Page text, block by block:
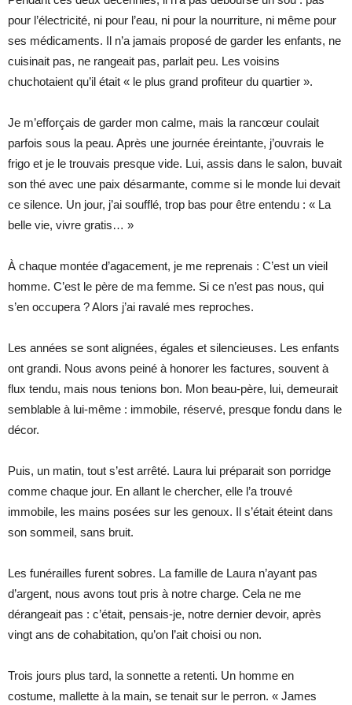
pour l’électricité, ni pour l’eau, ni pour la nourriture, ni même pour
ses médicaments. Il n’a jamais proposé de garder les enfants, ne
cuisinait pas, ne rangeait pas, parlait peu. Les voisins
chuchotaient qu’il était « le plus grand profiteur du quartier ».
Je m’efforçais de garder mon calme, mais la rancœur coulait
parfois sous la peau. Après une journée éreintante, j’ouvrais le
frigo et je le trouvais presque vide. Lui, assis dans le salon, buvait
son thé avec une paix désarmante, comme si le monde lui devait
ce silence. Un jour, j’ai soufflé, trop bas pour être entendu : « La
belle vie, vivre gratis… »
À chaque montée d’agacement, je me reprenais : C’est un vieil
homme. C’est le père de ma femme. Si ce n’est pas nous, qui
s’en occupera ? Alors j’ai ravalé mes reproches.
Les années se sont alignées, égales et silencieuses. Les enfants
ont grandi. Nous avons peiné à honorer les factures, souvent à
flux tendu, mais nous tenions bon. Mon beau-père, lui, demeurait
semblable à lui-même : immobile, réservé, presque fondu dans le
décor.
Puis, un matin, tout s’est arrêté. Laura lui préparait son porridge
comme chaque jour. En allant le chercher, elle l’a trouvé
immobile, les mains posées sur les genoux. Il s’était éteint dans
son sommeil, sans bruit.
Les funérailles furent sobres. La famille de Laura n’ayant pas
d’argent, nous avons tout pris à notre charge. Cela ne me
dérangeait pas : c’était, pensais-je, notre dernier devoir, après
vingt ans de cohabitation, qu’on l’ait choisi ou non.
Trois jours plus tard, la sonnette a retenti. Un homme en
costume, mallette à la main, se tenait sur le perron. « James